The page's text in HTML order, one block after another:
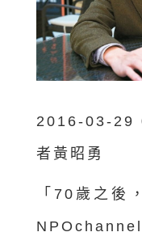
2016-03-29
者黃昭勇
「70歲之後